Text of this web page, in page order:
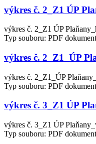
výkres č. 2_Z1 ÚP
výkres č. 2_Z1 ÚP
Typ souboru: PDF
výkres č. 2_Z1_ÚP
výkres č. 2_Z1_ÚP
Typ souboru: PDF
výkres č. 3_Z1 ÚP
výkres č. 3_Z1 ÚP
Typ souboru: PDF